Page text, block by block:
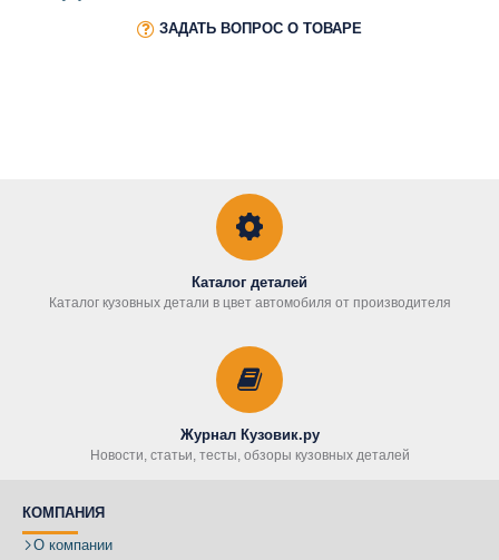
ЗАДАТЬ ВОПРОС О ТОВАРЕ
Каталог деталей
Каталог кузовных детали в цвет автомобиля от производителя
Журнал Кузовик.ру
Новости, статьи, тесты, обзоры кузовных деталей
КОМПАНИЯ
О компании